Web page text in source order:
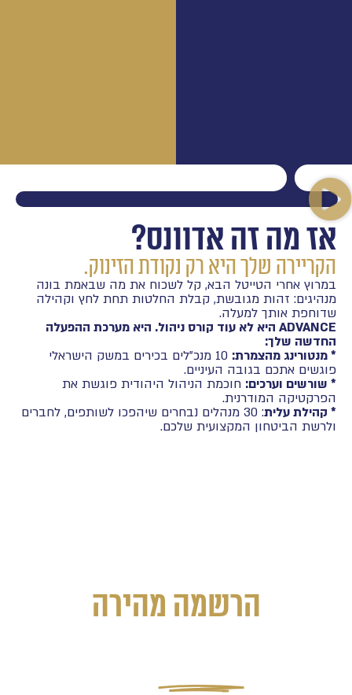
אז מה זה אדוונס?
הקריירה שלך היא רק נקודת הזינוק.
במרוץ אחרי הטייטל הבא, קל לשכוח את מה שבאמת בונה
מנהיגים: זהות מגובשת, קבלת החלטות תחת לחץ וקהילה
שדוחפת אותך למעלה.
ADVANCE היא לא עוד קורס ניהול. היא מערכת ההפעלה
החדשה שלך:
* מנטורינג מהצמרת:
10 מנכ"לים בכירים במשק הישראלי
פוגשים אתכם בגובה העיניים.
* שורשים וערכים: חוכמת הניהול היהודית פוגשת את
הפרקטיקה המודרנית.
* קהילת עלית
: 30 מנהלים נבחרים שיהפכו לשותפים, לחברים
ולרשת הביטחון המקצועית שלכם.
הרשמה מהירה